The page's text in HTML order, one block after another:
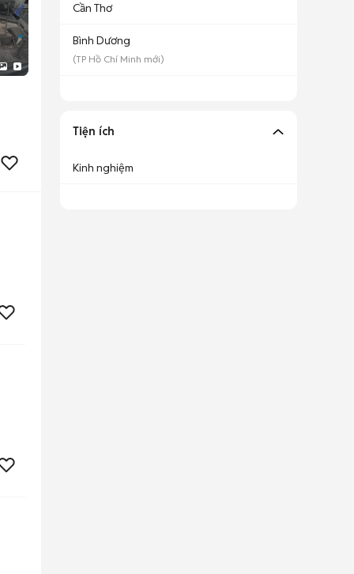
Cần Thơ
Bình Dương
(TP Hồ Chí Minh mới)
Tiện ích
Kinh nghiệm